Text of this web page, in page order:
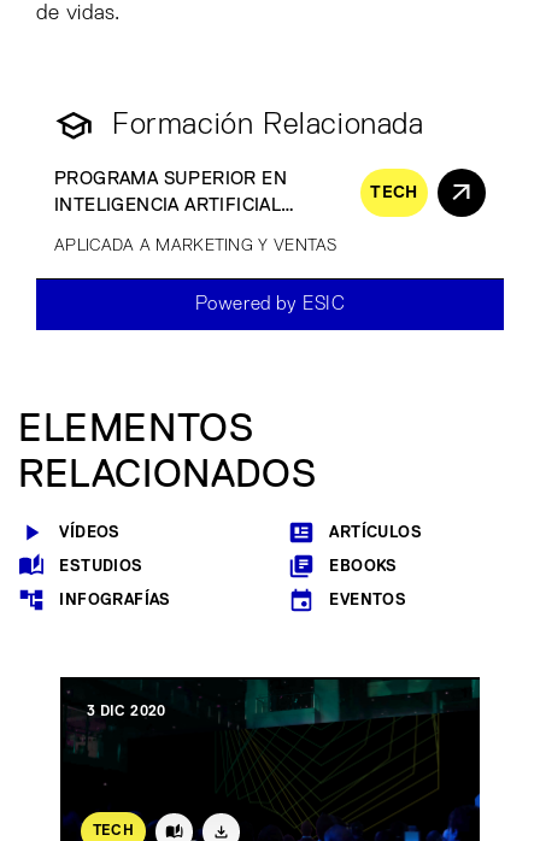
de vidas.
Formación Relacionada
PROGRAMA SUPERIOR EN
INTELIGENCIA ARTIFICIAL
TECH
APLICADA A MARKETING Y VENTAS
Powered by ESIC
ELEMENTOS
RELACIONADOS
VÍDEOS ARTÍCULOS
ESTUDIOS EBOOKS
INFOGRAFÍAS EVENTOS
TECH
3 DIC 2020